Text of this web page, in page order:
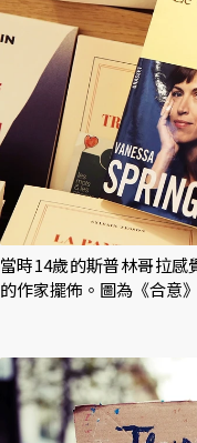
當時14歲的斯普林哥拉
的作家擺佈。圖為《合意